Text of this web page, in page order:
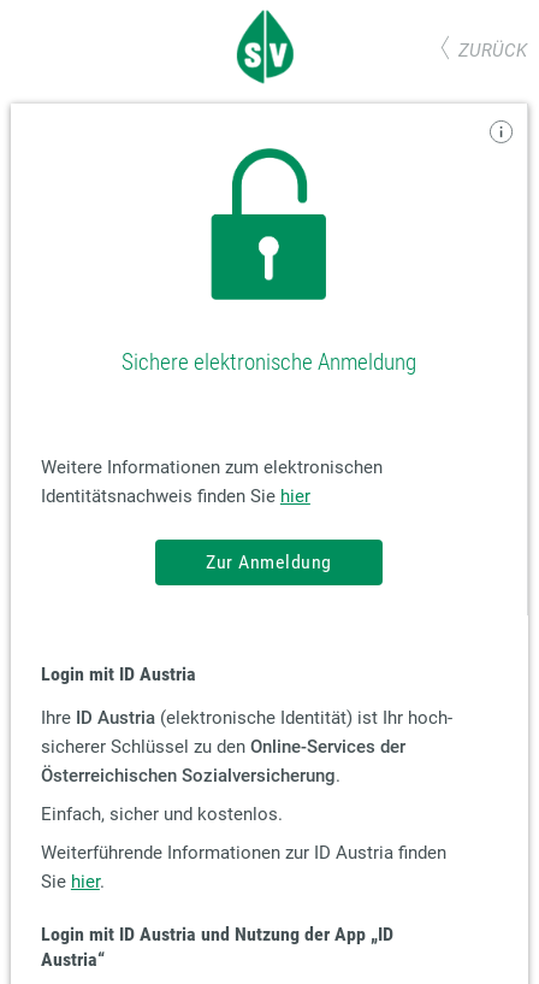
ZURÜCK
Sichere elektronische Anmeldung
Weitere Informationen zum elektronischen
Identitätsnachweis finden Sie hier
Zur Anmeldung
Login mit ID Austria
Ihre ID Austria(elektronische Identität) ist Ihr hoch-
sicherer Schlüssel zu den Online-Services der
Österreichischen Sozialversicherung.
Einfach, sicher und kostenlos.
Weiterführende Informationen zur ID Austria finden
Sie hier.
Login mit ID Austria und Nutzung der App „ID
Austria“